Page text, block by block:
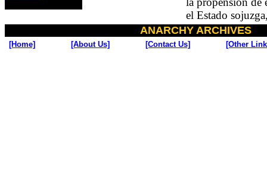
el Estado
ANARCHY ARCHIVES
[Home] [About Us] [Contact Us] [Other